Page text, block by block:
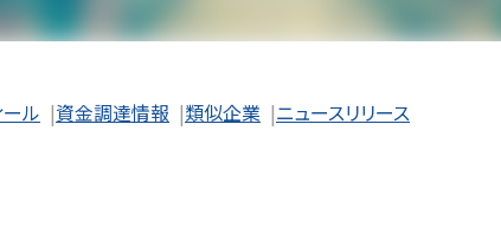
ル 資金調達情報 類似企業 ニュースリリース